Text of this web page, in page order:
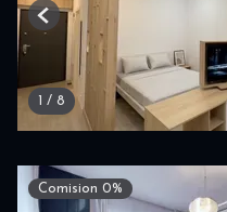
1 / 8
Previous
Comision 0%